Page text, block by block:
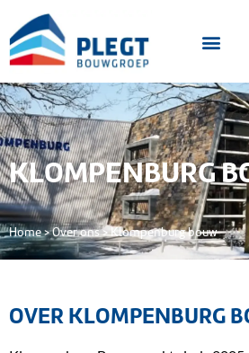
KLOMPENBURG
Home>Over ons>Klompenburg bouw
OVER KLOMPENBURG